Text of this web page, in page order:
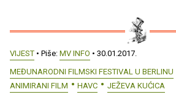
VIJEST • Piše: MV INFO • 30.01.2017.
MEĐUNARODNI FILMSKI FESTIVAL U BERLINU
ANIMIRANI FILM
HAVC JEŽEVA KUĆICA